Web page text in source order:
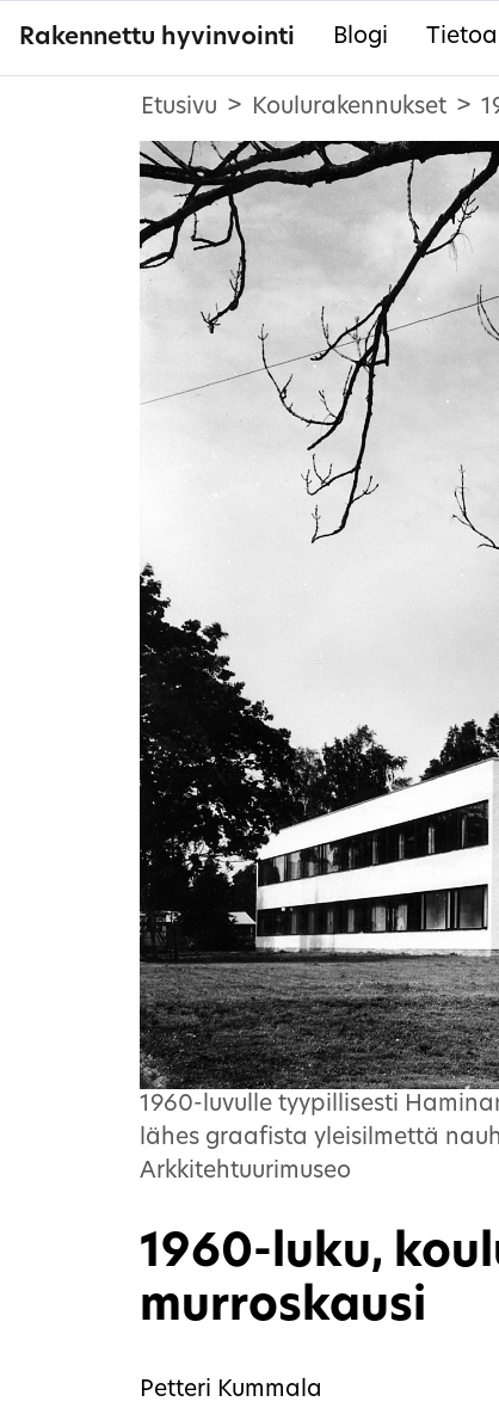
Rakennettu hyvinvointi Blogi
Etusivu Koulurakennukset
1960-luvulle tyypillisesti
lähes graafista yleisilmettä
Arkkitehtuurimuseo
1960-luku,
murroskausi
Petteri Kummala